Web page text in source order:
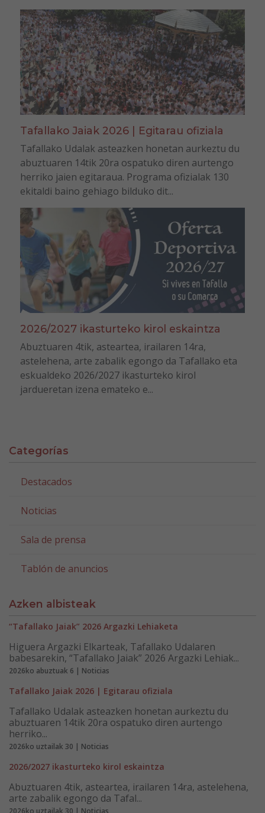
Tafallako Jaiak 2026 | Egitarau ofiziala
Tafallako Udalak asteazken honetan aurkeztu du
abuztuaren 14tik 20ra ospatuko diren aurtengo
herriko jaien egitaraua. Programa ofizialak 130
ekitaldi baino gehiago bilduko dit...
2026/2027 ikasturteko kirol eskaintza
Abuztuaren 4tik, asteartea, irailaren 14ra,
astelehena, arte zabalik egongo da Tafallako eta
eskualdeko 2026/2027 ikasturteko kirol
jardueretan izena emateko e...
Categorías
Destacados
Noticias
Sala de prensa
Tablón de anuncios
Azken albisteak
“Tafallako Jaiak” 2026 Argazki Lehiaketa
Higuera Argazki Elkarteak, Tafallako Udalaren
babesarekin, “Tafallako Jaiak” 2026 Argazki Lehiak...
2026ko abuztuak 6 | Noticias
Tafallako Jaiak 2026 | Egitarau ofiziala
Tafallako Udalak asteazken honetan aurkeztu du
abuztuaren 14tik 20ra ospatuko diren aurtengo
herriko...
2026ko uztailak 30 | Noticias
2026/2027 ikasturteko kirol eskaintza
Abuztuaren 4tik, asteartea, irailaren 14ra, astelehena,
arte zabalik egongo da Tafal...